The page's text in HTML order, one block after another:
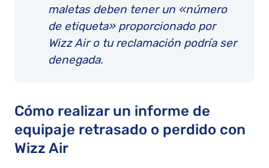
maletas deben tener un «número
de etiqueta» proporcionado por
Wizz Air o tu reclamación podría ser
denegada.
Cómo realizar un informe de
equipaje retrasado o perdido con
Wizz Air